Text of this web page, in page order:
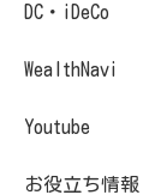
DC・iDeCo
WealthNavi
Youtube
お役立ち情報